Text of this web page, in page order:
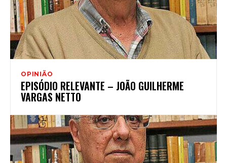
OPINIÃO
EPISÓDIO RELEVANTE – JOÃO GUILHERME
VARGAS NETTO